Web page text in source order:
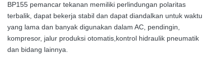
BP155 pemancar tekanan memiliki perlindungan polaritas
terbalik, dapat bekerja stabil dan dapat diandalkan untuk waktu
yang lama dan banyak digunakan dalam AC, pendingin,
kompresor, jalur produksi otomatis,kontrol hidraulik pneumatik
dan bidang lainnya.